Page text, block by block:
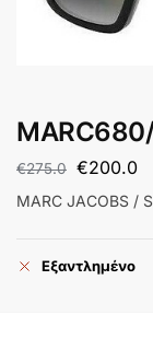
€275.0 €200.0
MARC JACOBS /
Εξαντλημένο